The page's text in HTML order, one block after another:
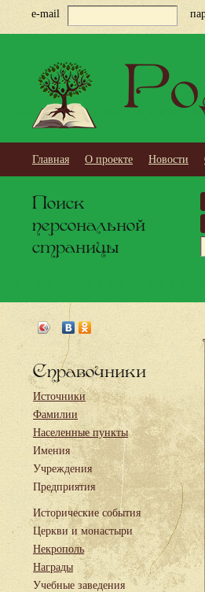
e-mail
Главная О проекте Новости
Поиск
персональной
страницы
Справочники
Источники
Фамилии
Населенные пункты
Имения
Учреждения
Предприятия
Исторические события
Церкви и монастыри
Некрополь
Награды
Учебные заведения